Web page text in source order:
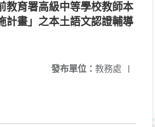
教育署高級中等學校教師本
計畫」之本土語文認證輔導
發布單位： 教務處 |